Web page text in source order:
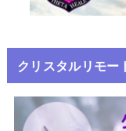
クリスタルリモー